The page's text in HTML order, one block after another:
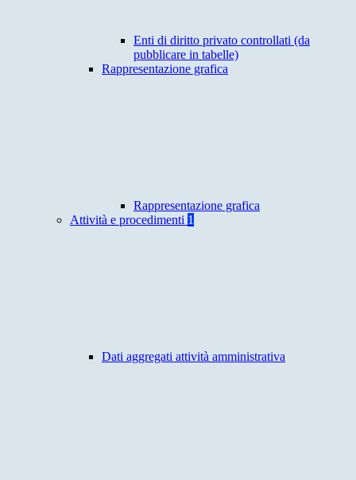
Enti di diritto privato controllati (da
pubblicare in tabelle)
Rappresentazione grafica
Rappresentazione grafica
Attività e procedimenti 1
Dati aggregati attività amministrativa